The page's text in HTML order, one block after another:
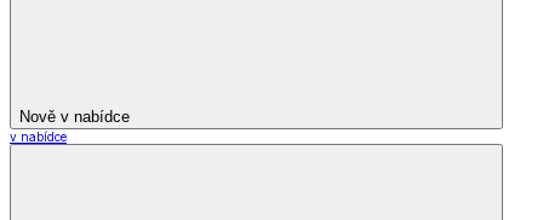
Nově v nabídce
v nabídce